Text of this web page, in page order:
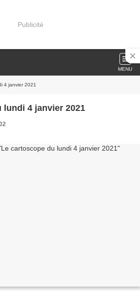
Publicité
MENU
4 janvier 2021
lundi 4 janvier 2021